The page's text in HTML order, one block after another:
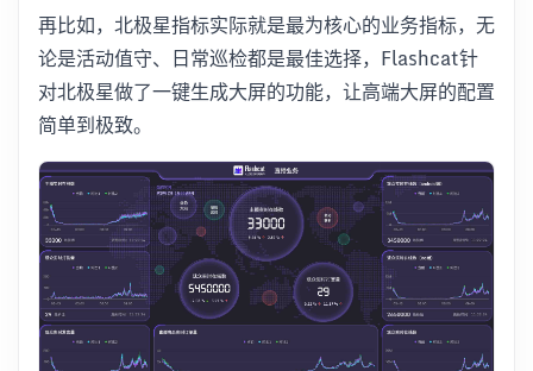
再比如，北极星指标实际就是最为核心的业务指标，无
论是活动值守、日常巡检都是最佳选择，Flashcat针
对北极星做了一键生成大屏的功能，让高端大屏的配置
简单到极致。